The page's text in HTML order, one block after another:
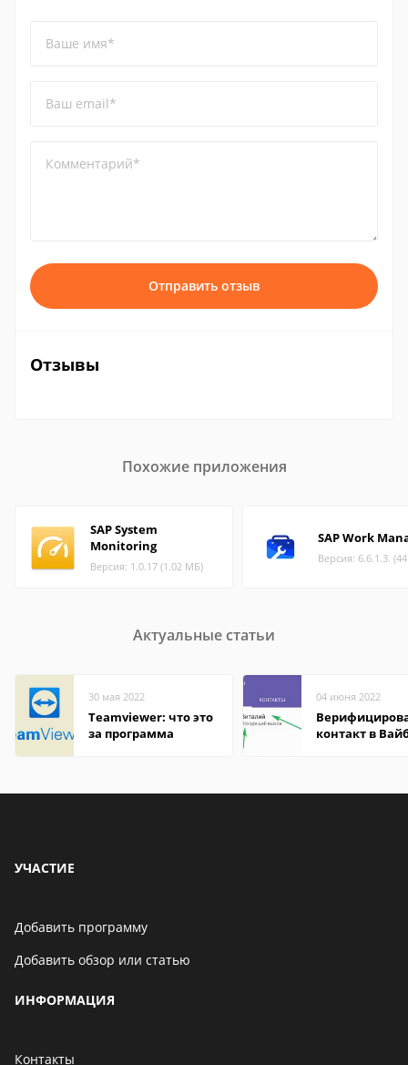
Ваше имя*
Ваш email*
Комментарий*
Отправить отзыв
Отзывы
Похожие приложения
SAP System
Monitoring
Версия: 1.0.17 (1.02 МБ)
SAP Work
Версия: 6.6.1.3.
Актуальные статьи
30 мая 2022
Teamviewer: что это
за программа
04 июня 2022
контакт в
УЧАСТИЕ
Добавить программу
Добавить обзор или статью
ИНФОРМАЦИЯ
Контакты